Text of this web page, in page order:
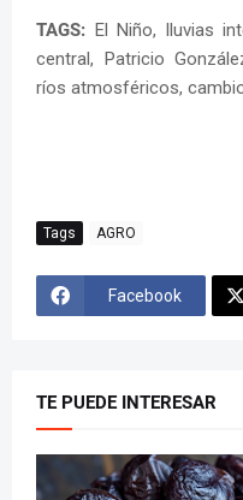
TAGS: El Niño, lluvias
central, Patricio
ríos atmosféricos,
Tags AGRO
Facebook
TE PUEDE INTERESAR